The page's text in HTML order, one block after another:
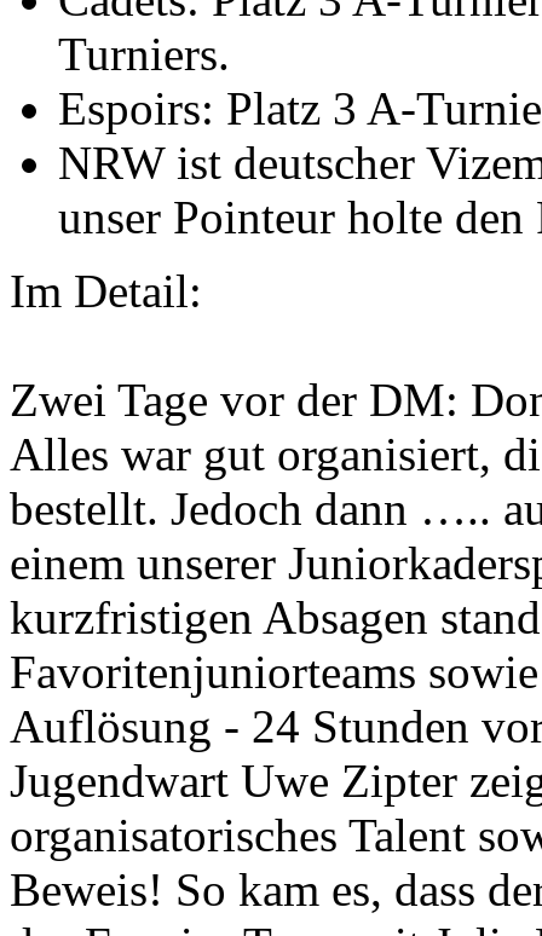
Turniers.
Espoirs: Platz 3 A-
NRW ist deutscher
unser Pointeur holte
Im Detail:
Zwei Tage vor der DM:
Alles war gut organisiert,
bestellt. Jedoch dann …..
einem unserer
kurzfristigen Absagen
Favoritenjuniorteams
Auflösung - 24 Stunden
Jugendwart Uwe Zipter
organisatorisches Talent
Beweis! So kam es, dass